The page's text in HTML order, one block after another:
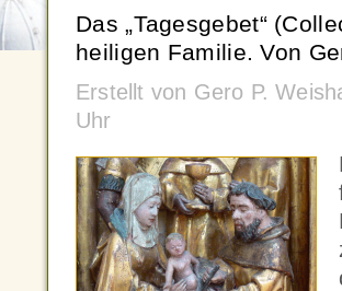
Das „Tagesgebet“
heiligen Familie. Von
Erstellt von Gero P.
Uhr